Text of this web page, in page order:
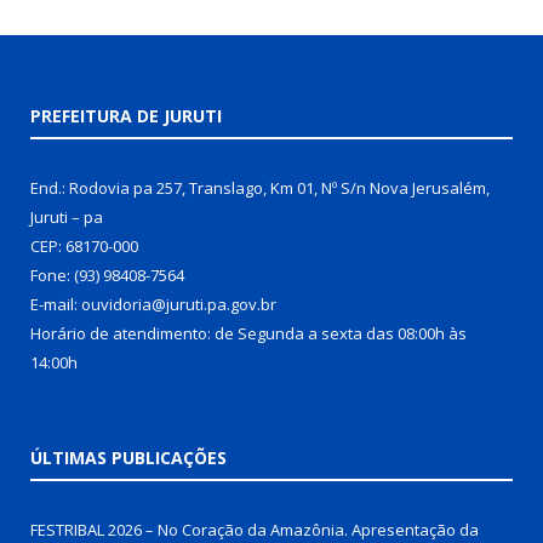
PREFEITURA DE JURUTI
End.: Rodovia pa 257, Translago, Km 01, Nº S/n Nova Jerusalém,
Juruti – pa
CEP: 68170-000
Fone: (93) 98408-7564
E-mail: ouvidoria@juruti.pa.gov.br
Horário de atendimento: de Segunda a sexta das 08:00h às
14:00h
ÚLTIMAS PUBLICAÇÕES
FESTRIBAL 2026 – No Coração da Amazônia. Apresentação da